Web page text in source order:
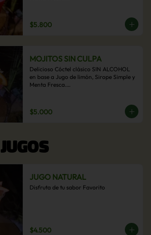
$5.800
MOJITOS SIN CULPA
Delicioso Cóctel clásico SIN ALCOHOL
en base a Jugo de limón, Sirope Simple y
Menta Fresca.
$5.000
JUGO NATURAL
Disfruta de tu sabor Favorito
$4.500